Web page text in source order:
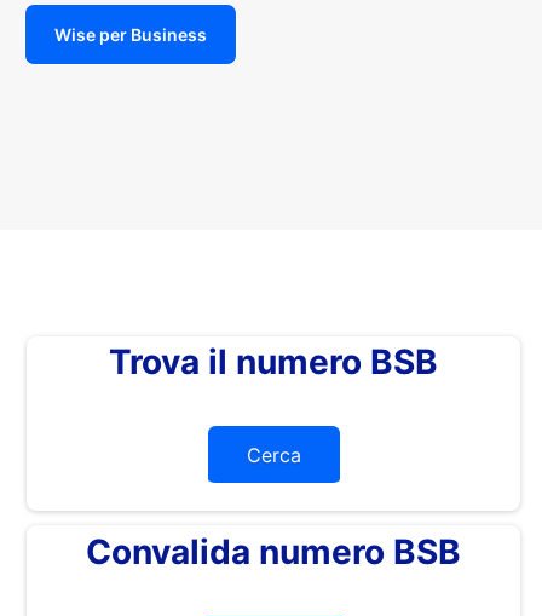
Wise per Business
Trova il numero BSB
Cerca
Convalida numero BSB